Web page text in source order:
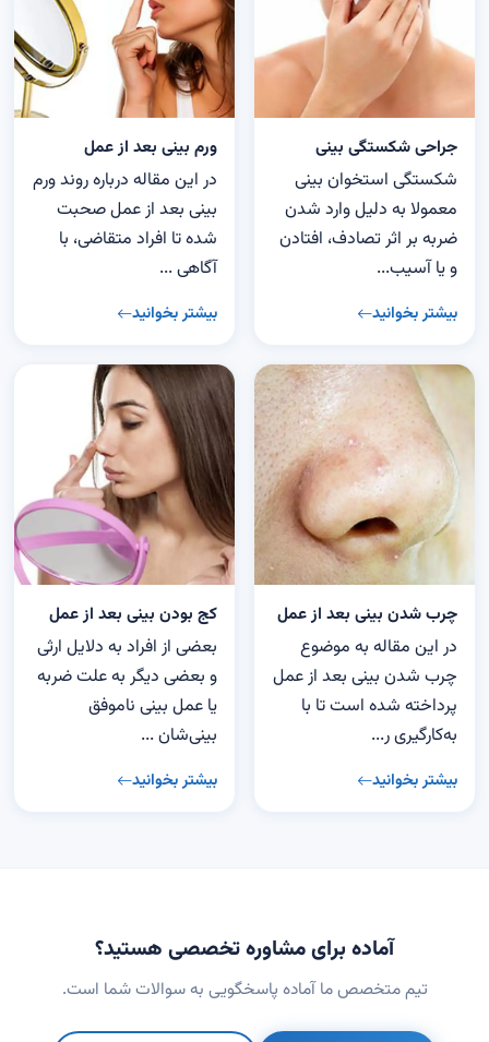
جراحی شکستگی بینی
شکستگی استخوان بینی
معمولا به دلیل وارد شدن
ضربه بر اثر تصادف، افتادن
و یا آسیب‌...
بیشتر بخوانید
ورم بینی بعد از عمل
در این مقاله درباره روند ورم
بینی بعد از عمل صحبت
شده تا افراد متقاضی، با
آگاهی ...
بیشتر بخوانید
چرب شدن بینی بعد از عمل
در این مقاله به موضوع
چرب شدن بینی بعد از عمل
پرداخته شده است تا با
به‌کارگیری ر...
بیشتر بخوانید
کج بودن بینی بعد از عمل
بعضی از افراد به دلایل ارثی
و بعضی دیگر به علت ضربه
یا عمل بینی ناموفق
بینی‌شان ...
بیشتر بخوانید
آماده برای مشاوره تخصصی هستید؟
تیم متخصص ما آماده پاسخگویی به سوالات شما است.